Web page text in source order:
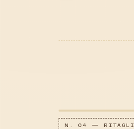
N. 04 —